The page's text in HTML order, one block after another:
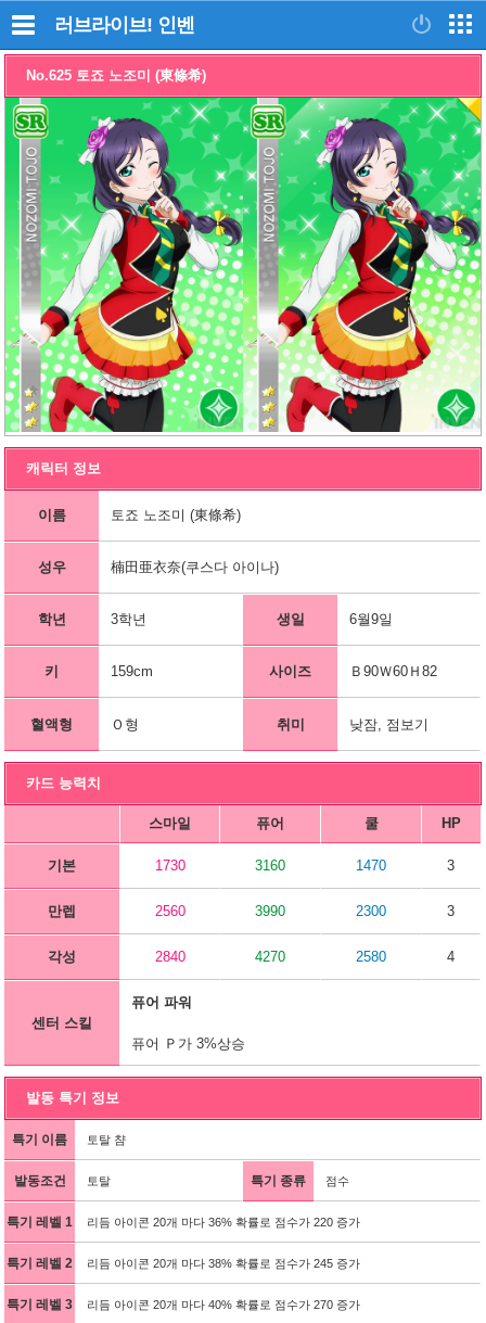
러브라이브! 인벤
No.625 토죠 노조미 (東條希)
캐릭터 정보
이름 토죠 노조미 (東條希)
성우 楠田亜衣奈(쿠스다 아이나)
학년 3학년 생일 6월9일
키 159cm 사이즈 Ｂ90Ｗ60Ｈ82
혈액형 Ｏ형 취미 낮잠, 점보기
카드 능력치
스마일 퓨어 쿨 HP
기본 1730 3160 1470 3
만렙 2560 3990 2300 3
각성 2840 4270 2580 4
센터 스킬
퓨어 파워
퓨어 Ｐ가 3%상승
발동 특기 정보
특기 이름 토탈 챰
발동조건 토탈 특기 종류 점수
특기 레벨 1 리듬 아이콘 20개 마다 36% 확률로 점수가 220 증가
특기 레벨 2 리듬 아이콘 20개 마다 38% 확률로 점수가 245 증가
특기 레벨 3 리듬 아이콘 20개 마다 40% 확률로 점수가 270 증가